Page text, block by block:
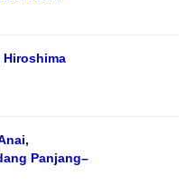
Hiroshima
Panjang–